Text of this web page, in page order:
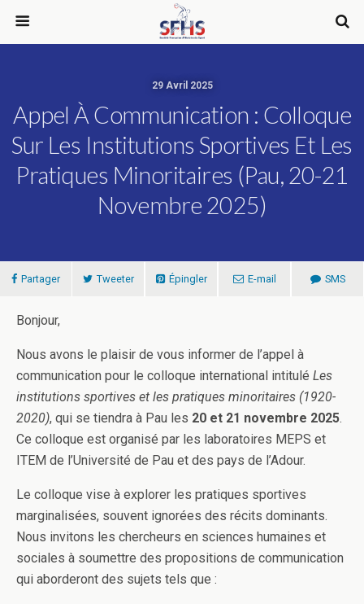
29 Avril 2025
Appel À Communication : Colloque
Sur Les Institutions Sportives Et Les
Pratiques Minoritaires (Pau, 20-21
Novembre 2025)
Partager Tweeter Épingler E-mail SMS
Bonjour,
Nous avons le plaisir de vous informer de l’appel à
communication pour le colloque international intitulé Les
institutions sportives et les pratiques minoritaires (1920-
2020), qui se tiendra à Pau les 20 et 21 novembre 2025.
Ce colloque est organisé par les laboratoires MEPS et
ITEM de l’Université de Pau et des pays de l’Adour.
Le colloque vise à explorer les pratiques sportives
marginalisées, souvent ignorées des récits dominants.
Nous invitons les chercheurs en sciences humaines et
sociales à soumettre des propositions de communication
qui aborderont des sujets tels que :